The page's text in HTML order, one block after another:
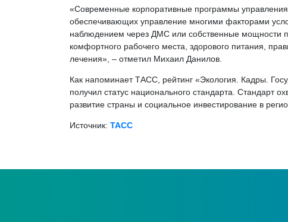
«Современные корпоративные программы
обеспечивающих управление многими факторами
наблюдением через ДМС или собственные мощности
комфортного рабочего места, здорового питания,
лечения», – отметил Михаил Данилов.
Как напоминает ТАСС, рейтинг «Экология. Кадры.
получил статус национального стандарта. Стандарт
развитие страны и социальное инвестирование в
Источник: ТАСС